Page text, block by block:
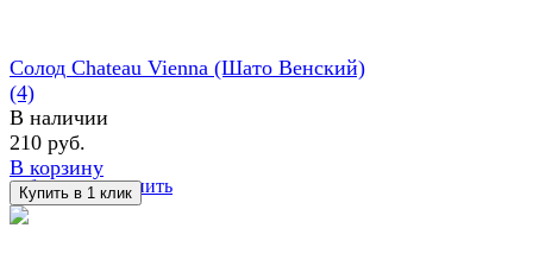
избранное сравнить
Солод Chateau Vienna (Шато Венский)
(4)
В наличии
210 руб.
В корзину